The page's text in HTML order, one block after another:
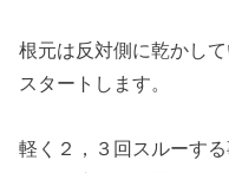
根元は反対側に乾かし
スタートします。
軽く２，３回スルーす